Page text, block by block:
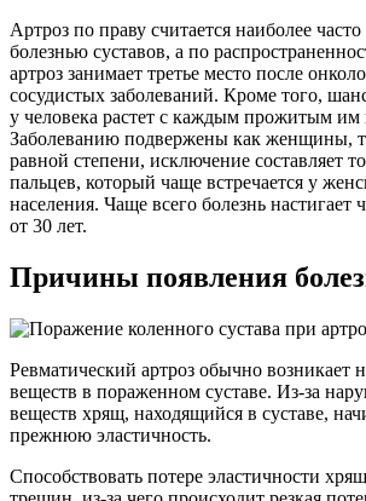
Артроз по праву считается наиболее
болезнью суставов, а по
артроз занимает третье место после
сосудистых заболеваний. Кроме того,
у человека растет с каждым прожитым им
Заболеванию подвержены как женщины,
равной степени, исключение составляет
пальцев, который чаще встречается у
населения. Чаще всего болезнь настигает
от 30 лет.
Причины появления
Ревматический артроз обычно возникает
веществ в пораженном суставе. Из-за
веществ хрящ, находящийся в суставе,
прежнюю эластичность.
Способствовать потере эластичности